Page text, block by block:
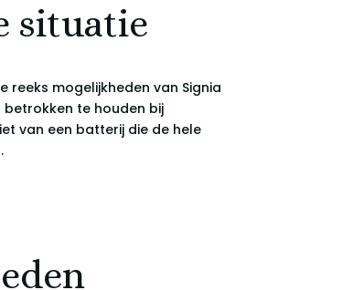
situatie
mogelijkheden van Signia
te houden bij
van een batterij die de hele